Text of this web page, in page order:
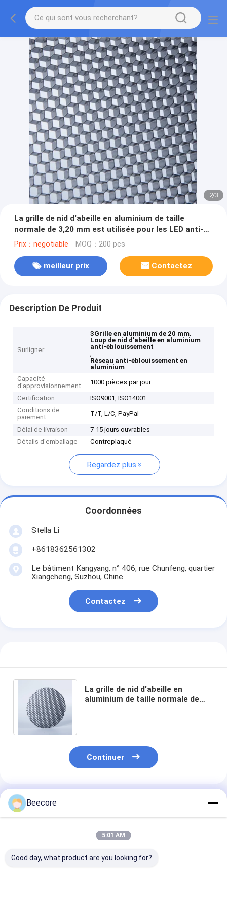
2/3
La grille de nid d'abeille en aluminium de taille
normale de 3,20 mm est utilisée pour les LED anti-
éblouissement
Prix：negotiable MOQ：200 pcs
meilleur prix Contactez
Description De Produit
Surligner
3Grille en aluminium de 20 mm,
Loup de nid d'abeille en aluminium
anti-éblouissement
,
Réseau anti-éblouissement en
aluminium
Capacité
d'approvisionnement
1000 pièces par jour
Certification
ISO9001, ISO14001
Conditions de
paiement
T/T, L/C, PayPal
Délai de livraison
7-15 jours ouvrables
Détails d'emballage
Contreplaqué
Regardez plus
Coordonnées
Stella Li
+8618362561302
Le bâtiment Kangyang, n° 406, rue Chunfeng, quartier
Xiangcheng, Suzhou, Chine
Contactez
La grille de nid d'abeille en
aluminium de taille normale de
Continuer
Produits Recommandés
Beecore
5:01 AM
Good day, what product are you looking for?